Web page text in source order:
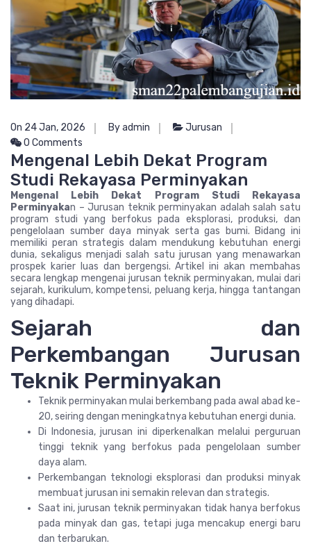
On 24 Jan, 2026 By admin
Jurusan
0 Comments
Mengenal Lebih Dekat Program
Studi Rekayasa Perminyakan
Mengenal Lebih Dekat Program Studi Rekayasa
Perminyakan – Jurusan teknik perminyakan adalah salah satu
program studi yang berfokus pada eksplorasi, produksi, dan
pengelolaan sumber daya minyak serta gas bumi. Bidang ini
memiliki peran strategis dalam mendukung kebutuhan energi
dunia, sekaligus menjadi salah satu jurusan yang menawarkan
prospek karier luas dan bergengsi. Artikel ini akan membahas
secara lengkap mengenai jurusan teknik perminyakan, mulai dari
sejarah, kurikulum, kompetensi, peluang kerja, hingga tantangan
yang dihadapi.
Sejarah dan
Perkembangan Jurusan
Teknik Perminyakan
Teknik perminyakan mulai berkembang pada awal abad ke-
20, seiring dengan meningkatnya kebutuhan energi dunia.
Di Indonesia, jurusan ini diperkenalkan melalui perguruan
tinggi teknik yang berfokus pada pengelolaan sumber
daya alam.
Perkembangan teknologi eksplorasi dan produksi minyak
membuat jurusan ini semakin relevan dan strategis.
Saat ini, jurusan teknik perminyakan tidak hanya berfokus
pada minyak dan gas, tetapi juga mencakup energi baru
dan terbarukan.